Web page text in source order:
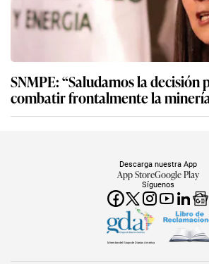
SNMPE: “Saludamos la decisión
combatir frontalmente la
Síguenos
Descarga nuestra App
App StoreGoogle Play
Miembro del Grupo de Diarios América